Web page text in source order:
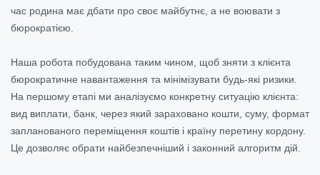
час родина має дбати про своє майбутнє, а не воювати з
бюрократією.
Наша робота побудована таким чином, щоб зняти з клієнта
бюрократичне навантаження та мінімізувати будь-які ризики.
На першому етапі ми аналізуємо конкретну ситуацію клієнта:
вид виплати, банк, через який зараховано кошти, суму, формат
запланованого переміщення коштів і країну перетину кордону.
Це дозволяє обрати найбезпечніший і законний алгоритм дій.